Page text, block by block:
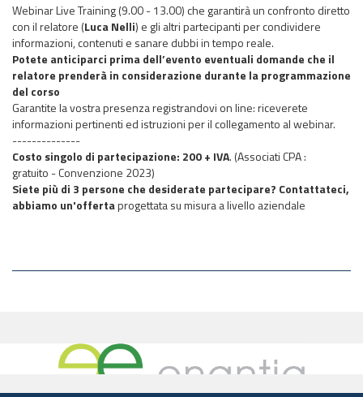
Webinar Live Training (9.00 - 13.00) che garantirà un confronto diretto
con il relatore (Luca Nelli) e gli altri partecipanti per condividere
informazioni, contenuti e sanare dubbi in tempo reale.
Potete anticiparci prima dell’evento eventuali domande che il
relatore prenderà in considerazione durante la programmazione
del corso
Garantite la vostra presenza registrandovi on line: riceverete
informazioni pertinenti ed istruzioni per il collegamento al webinar.
--------------
Costo singolo di partecipazione: 200 + IVA. (Associati CPA :
gratuito - Convenzione 2023)
Siete più di 3 persone che desiderate partecipare? Contattateci,
abbiamo un'offertaprogettata su misura a livello aziendale